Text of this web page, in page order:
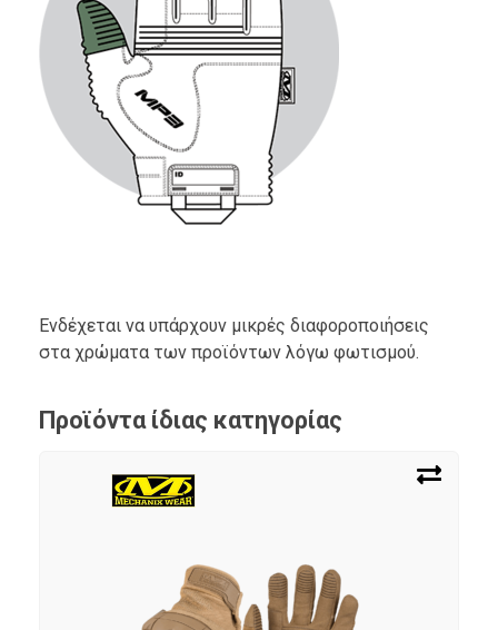
Ενδέχεται να υπάρχουν μικρές διαφοροποιήσεις
στα χρώματα των προϊόντων λόγω φωτισμού.
Προϊόντα ίδιας κατηγορίας